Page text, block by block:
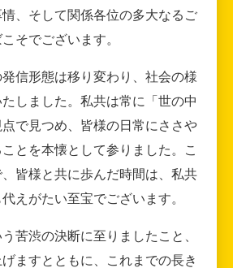
、そして関係各位の多大なるご
そでございます。
信形態は移り変わり、社会の様
しました。私共は常に「世の中
で見つめ、皆様の日常にささや
とを本懐として参りました。こ
皆様と共に歩んだ時間は、私共
えがたい至宝でございます。
苦渋の決断に至りましたこと、
ますとともに、これまでの長き